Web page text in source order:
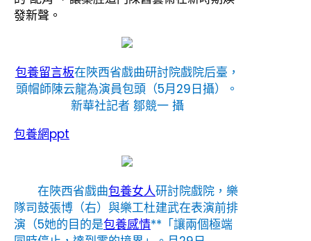
發新聲。
包養留言板在陜西省戲曲研討院戲院后臺，
頭帽師陳云龍為演員包頭（5月29日攝）。
新華社記者 鄒競一 攝
包養網ppt
在陜西省戲曲包養女人研討院戲院，樂
隊司鼓張博（右）與樂工杜建武在表演前排
演（5她的目的是包養感情**「讓兩個極端